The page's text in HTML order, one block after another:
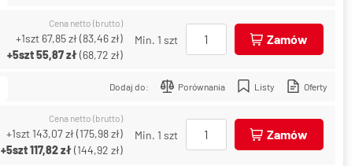
Cena netto (brutto)
+1szt 67,85 zł(83,46 zł)
+5szt55,87 zł(68,72 zł)
Min. 1 szt Zamów
Dodaj do: Porównania Listy Oferty
Cena netto (brutto)
+1szt 143,07 zł(175,98 zł)
+5szt117,82 zł(144,92 zł)
Min. 1 szt Zamów